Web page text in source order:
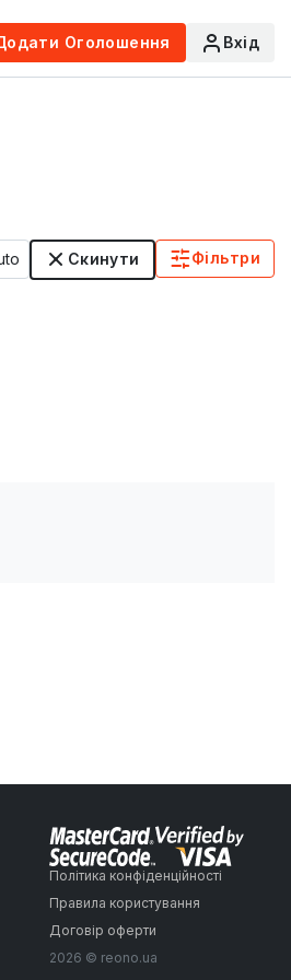
Оголошення Вхід
Скинути Фільтри
Політика конфіденційності
Правила користування
Договір оферти
2026 © reono.ua